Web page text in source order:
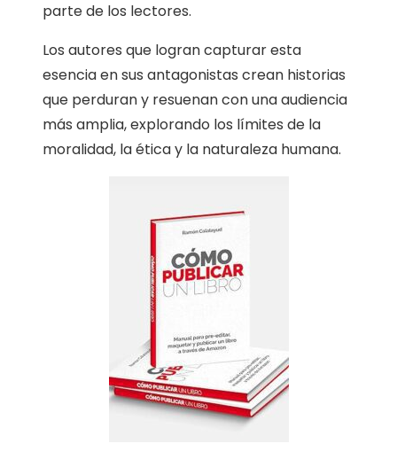
parte de los lectores.
Los autores que logran capturar esta
esencia en sus antagonistas crean historias
que perduran y resuenan con una audiencia
más amplia, explorando los límites de la
moralidad, la ética y la naturaleza humana.